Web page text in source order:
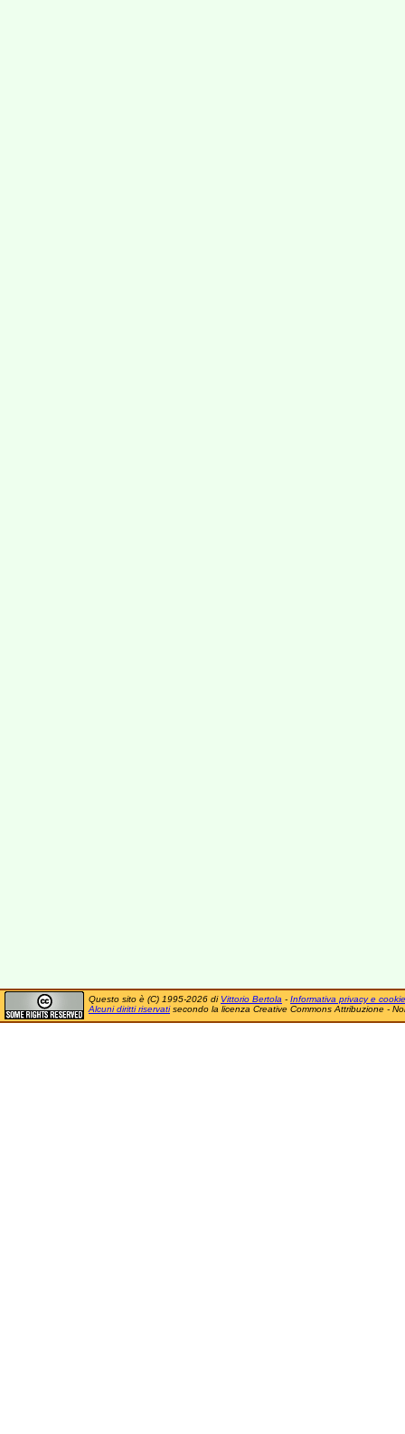
Questo sito è (C) 1995-2026 di Vittorio Bertola - Informativa privacy e cookie
Alcuni diritti riservatisecondo la licenza Creative Commons Attribuzione -